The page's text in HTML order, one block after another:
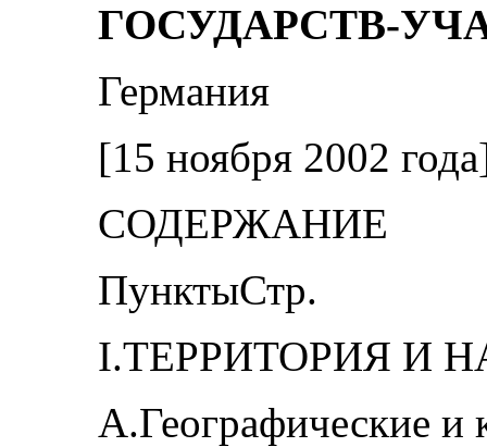
ГОСУДАРСТВ-
Германия
[15 ноября 2002
СОДЕРЖАНИЕ
ПунктыСтр.
I.ТЕРРИТОРИЯ И
А.Географические и